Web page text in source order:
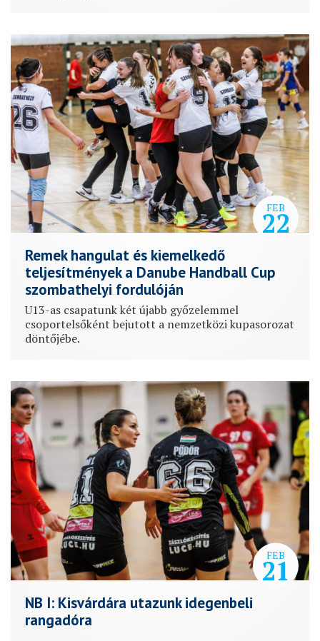
FEB
22
Remek hangulat és kiemelkedő
teljesítmények a Danube Handball Cup
szombathelyi fordulóján
U13-as csapatunk két újabb győzelemmel
csoportelsőként bejutott a nemzetközi kupasorozat
döntőjébe.
FEB
21
NB I: Kisvárdára utazunk idegenbeli
rangadóra